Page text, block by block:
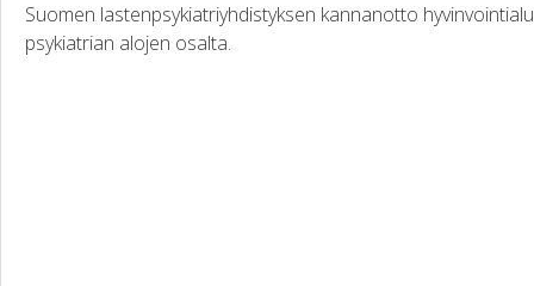
Suomen lastenpsykiatriyhdistyksen kannanotto
psykiatrian alojen osalta.